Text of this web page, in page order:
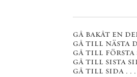
gå bakåt en
gå till nästa
gå till första
gå till sista
gå till sida . . .